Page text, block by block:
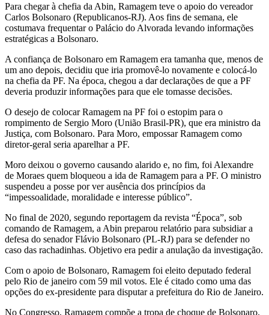
Para chegar à chefia da Abin, Ramagem teve o apoio do vereador
Carlos Bolsonaro (Republicanos-RJ). Aos fins de semana, ele
costumava frequentar o Palácio do Alvorada levando informações
estratégicas a Bolsonaro.
A confiança de Bolsonaro em Ramagem era tamanha que, menos de
um ano depois, decidiu que iria promovê-lo novamente e colocá-lo
na chefia da PF. Na época, chegou a dar declarações de que a PF
deveria produzir informações para que ele tomasse decisões.
O desejo de colocar Ramagem na PF foi o estopim para o
rompimento de Sergio Moro (União Brasil-PR), que era ministro da
Justiça, com Bolsonaro. Para Moro, empossar Ramagem como
diretor-geral seria aparelhar a PF.
Moro deixou o governo causando alarido e, no fim, foi Alexandre
de Moraes quem bloqueou a ida de Ramagem para a PF. O ministro
suspendeu a posse por ver ausência dos princípios da
“impessoalidade, moralidade e interesse público”.
No final de 2020, segundo reportagem da revista “Época”, sob
comando de Ramagem, a Abin preparou relatório para subsidiar a
defesa do senador Flávio Bolsonaro (PL-RJ) para se defender no
caso das rachadinhas. Objetivo era pedir a anulação da investigação.
Com o apoio de Bolsonaro, Ramagem foi eleito deputado federal
pelo Rio de janeiro com 59 mil votos. Ele é citado como uma das
opções do ex-presidente para disputar a prefeitura do Rio de Janeiro.
No Congresso, Ramagem compõe a tropa de choque de Bolsonaro.